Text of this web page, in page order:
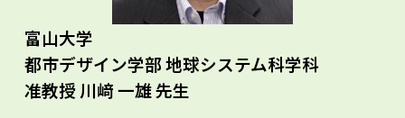
富山大学
都市デザイン学部 地球システム科学科
准教授 川﨑 一雄 先生